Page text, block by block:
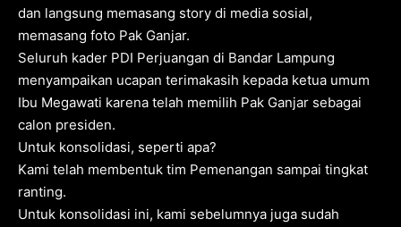
dan langsung memasang story di media sosial,
memasang foto Pak Ganjar.
Seluruh kader PDI Perjuangan di Bandar Lampung
menyampaikan ucapan terimakasih kepada ketua umum
Ibu Megawati karena telah memilih Pak Ganjar sebagai
calon presiden.
Untuk konsolidasi, seperti apa?
Kami telah membentuk tim Pemenangan sampai tingkat
ranting.
Untuk konsolidasi ini, kami sebelumnya juga sudah